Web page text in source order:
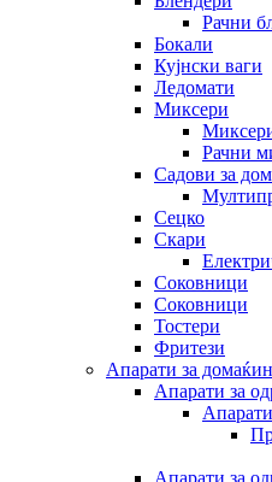
Рачни
Бокали
Кујнски ваги
Ледомати
Миксери
Рачни
Садови за
Сецко
Скари
Соковници
Соковници
Тостери
Фритези
Апарати за
Апарати за
Апарати за